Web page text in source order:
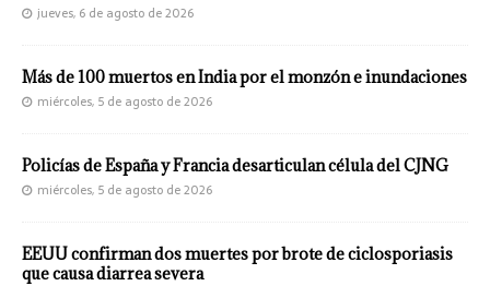
jueves, 6 de agosto de 2026
Más de 100 muertos en India por el monzón e inundaciones
miércoles, 5 de agosto de 2026
Policías de España y Francia desarticulan célula del CJNG
miércoles, 5 de agosto de 2026
EEUU confirman dos muertes por brote de ciclosporiasis
que causa diarrea severa